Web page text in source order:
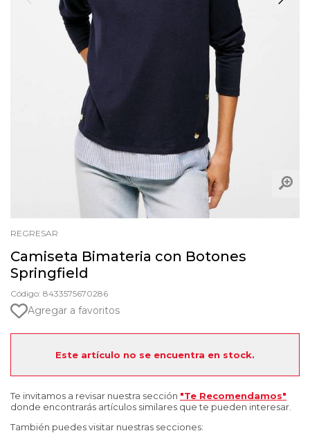
REGRESAR
Camiseta Bimateria con Botones
Springfield
Código: 8433575670286
Agregar a favoritos
Este artículo no se encuentra en stock.
Te invitamos a revisar nuestra sección "Te Recomendamos"
donde encontrarás artículos similares que te pueden interesar.
También puedes visitar nuestras secciones: